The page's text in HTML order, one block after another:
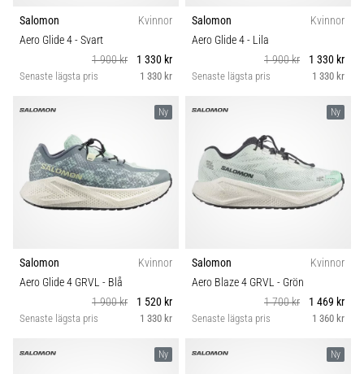
Salomon
Kvinnor
Aero Glide 4- Svart
1 900 kr
1 330 kr
Senaste lägsta pris 1 330 kr
Salomon
Kvinnor
Aero Glide 4- Lila
1 900 kr
1 330 kr
Senaste lägsta pris 1 330 kr
Ny
Salomon
Kvinnor
Aero Glide 4 GRVL - Blå
1 900 kr
1 520 kr
Senaste lägsta pris 1 330 kr
Ny
Salomon
Kvinnor
Aero Blaze 4 GRVL - Grön
1 700 kr
1 469 kr
Senaste lägsta pris 1 360 kr
Ny Ny